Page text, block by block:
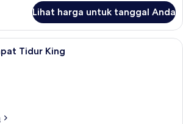
Lihat harga untuk tanggal Anda
Tidur King